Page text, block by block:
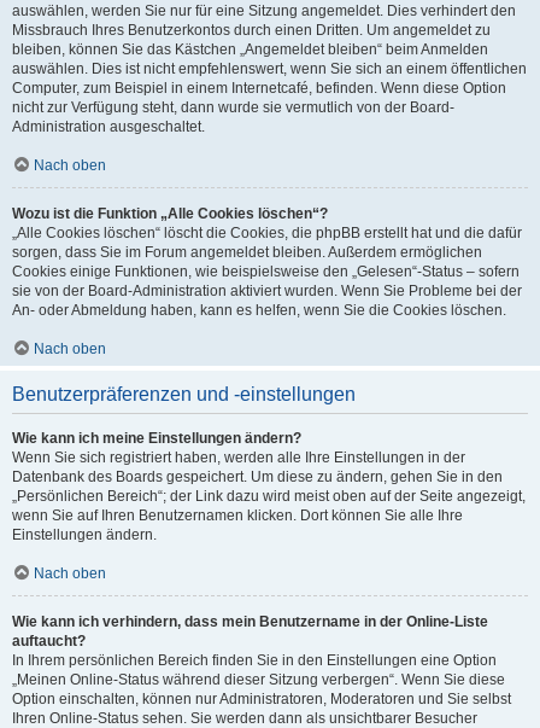
auswählen, werden Sie nur für eine Sitzung angemeldet. Dies verhindert den
Missbrauch Ihres Benutzerkontos durch einen Dritten. Um angemeldet zu
bleiben, können Sie das Kästchen „Angemeldet bleiben“ beim Anmelden
auswählen. Dies ist nicht empfehlenswert, wenn Sie sich an einem öffentlichen
Computer, zum Beispiel in einem Internetcafé, befinden. Wenn diese Option
nicht zur Verfügung steht, dann wurde sie vermutlich von der Board-
Administration ausgeschaltet.
Nach oben
Wozu ist die Funktion „Alle Cookies löschen“?
„Alle Cookies löschen“ löscht die Cookies, die phpBB erstellt hat und die dafür
sorgen, dass Sie im Forum angemeldet bleiben. Außerdem ermöglichen
Cookies einige Funktionen, wie beispielsweise den „Gelesen“-Status – sofern
sie von der Board-Administration aktiviert wurden. Wenn Sie Probleme bei der
An- oder Abmeldung haben, kann es helfen, wenn Sie die Cookies löschen.
Nach oben
Benutzerpräferenzen und -einstellungen
Wie kann ich meine Einstellungen ändern?
Wenn Sie sich registriert haben, werden alle Ihre Einstellungen in der
Datenbank des Boards gespeichert. Um diese zu ändern, gehen Sie in den
„Persönlichen Bereich“; der Link dazu wird meist oben auf der Seite angezeigt,
wenn Sie auf Ihren Benutzernamen klicken. Dort können Sie alle Ihre
Einstellungen ändern.
Nach oben
Wie kann ich verhindern, dass mein Benutzername in der Online-Liste
auftaucht?
In Ihrem persönlichen Bereich finden Sie in den Einstellungen eine Option
„Meinen Online-Status während dieser Sitzung verbergen“. Wenn Sie diese
Option einschalten, können nur Administratoren, Moderatoren und Sie selbst
Ihren Online-Status sehen. Sie werden dann als unsichtbarer Besucher